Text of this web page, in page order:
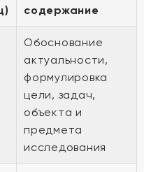
содержание
Обоснование
актуальности,
формулировка
цели, задач,
объекта и
предмета
исследования